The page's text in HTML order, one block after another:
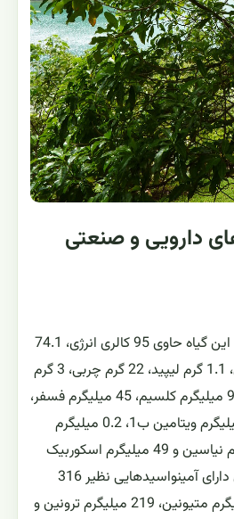
دارویی و صنعتی
هر 100 گرم از میوه های این گیاه حاوی 95 کالری انرژی، 74.1
گرم آب، 2.1 گرم پروتئین، 1.1 گرم لیپید، 22 گرم چربی، 3 گرم
فیبر، 0.7 گرم خاکستر، 96 میلیگرم کلسیم، 45 میلیگرم فسفر،
1.8 میلیگرم آهن، 0.2 میلیگرم ویتامین ب1، 0.2 میلیگرم
ویتامین ب2، 3.4 میلیگرم نیاسین و 49 میلیگرم اسکوربیک
اسید می باشد. همچنین دارای آمینواسیدهایی نظیر 316
میلیگرم لیزین، 178 میلیگرم متیونین، 219 میلیگرم ترونین و